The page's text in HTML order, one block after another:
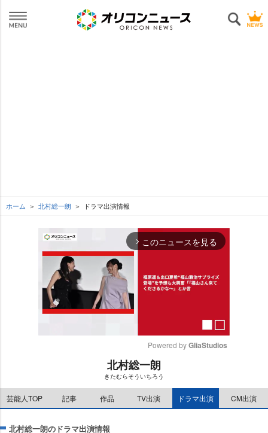
ホーム 北村総一朗 ドラマ出演情報
arrow_forward_ios このニュースを見る
e
Powered by GliaStudios
北村総一朗
きたむらそういちろう
芸能人TOP 記事 作品 TV出演 ドラマ出演 CM出演
北村総一朗のドラマ出演情報